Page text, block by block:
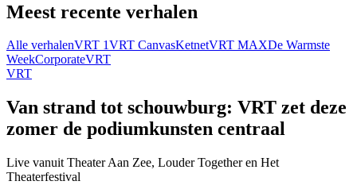
Meest recente verhalen
Alle verhalenVRT 1VRT CanvasKetnetVRT MAXDe Warmste
WeekCorporateVRT
VRT
Van strand tot schouwburg: VRT zet deze
zomer de podiumkunsten centraal
Live vanuit Theater Aan Zee, Louder Together en Het
Theaterfestival